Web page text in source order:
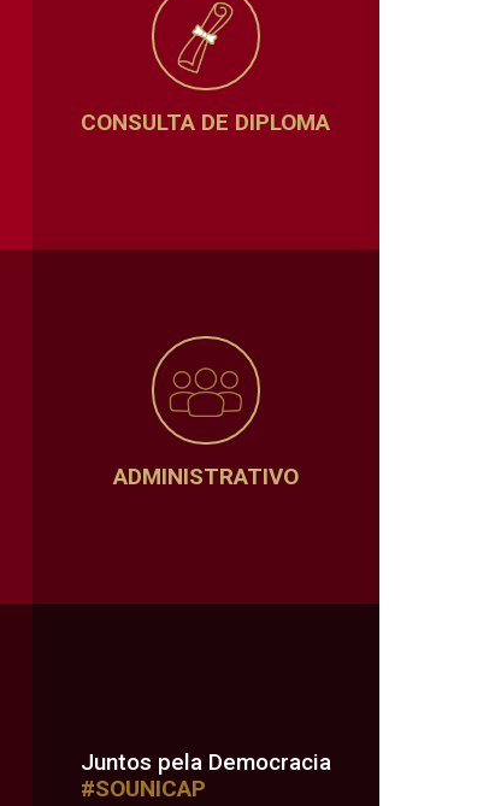
CONSULTA DE DIPLOMA
ADMINISTRATIVO
Juntos pela Democracia
#SOUNICAP